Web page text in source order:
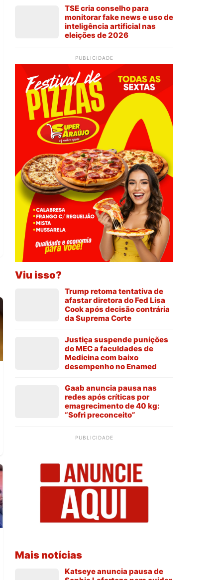
TSE cria conselho para
monitorar fake news e uso de
inteligência artificial nas
eleições de 2026
PUBLICIDADE
Viu isso?
Trump retoma tentativa de
afastar diretora do Fed Lisa
Cook após decisão contrária
da Suprema Corte
Justiça suspende punições
do MEC a faculdades de
Medicina com baixo
desempenho no Enamed
Gaab anuncia pausa nas
redes após críticas por
emagrecimento de 40 kg:
“Sofri preconceito”
PUBLICIDADE
Mais notícias
Katseye anuncia pausa de